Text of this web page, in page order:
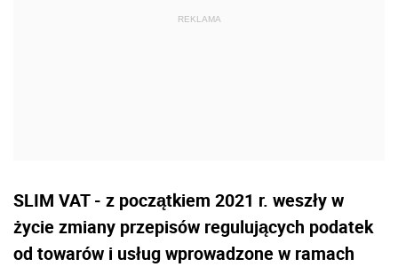
SLIM VAT - z początkiem 2021 r. weszły w
życie zmiany przepisów regulujących podatek
od towarów i usług wprowadzone w ramach